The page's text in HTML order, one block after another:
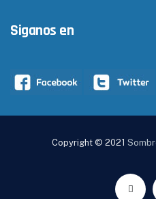
Siganos en
Copyright © 2021